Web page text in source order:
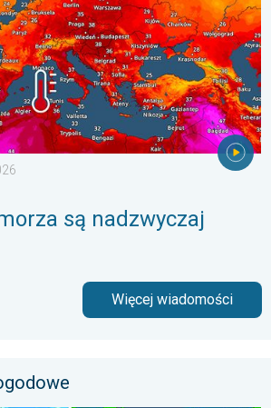
są nadzwyczaj
Więcej wiadomości